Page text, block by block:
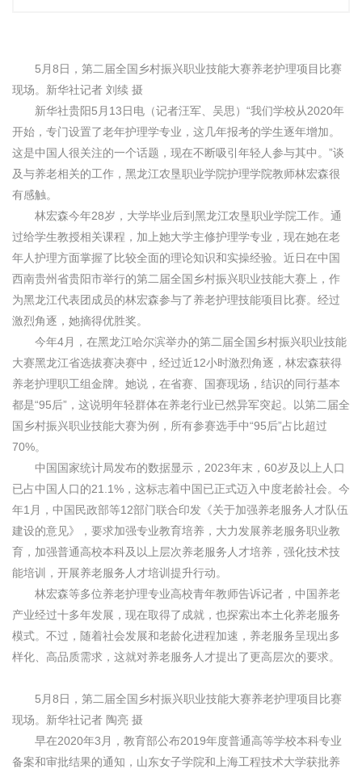
5月8日，第二届全国乡村振兴职业技能大赛养老护理项目比赛
现场。新华社记者 刘续 摄
新华社贵阳5月13日电（记者汪军、吴思）“我们学校从2020年
开始，专门设置了老年护理学专业，这几年报考的学生逐年增加。
这是中国人很关注的一个话题，现在不断吸引年轻人参与其中。”谈
及与养老相关的工作，黑龙江农垦职业学院护理学院教师林宏森很
有感触。
林宏森今年28岁，大学毕业后到黑龙江农垦职业学院工作。通
过给学生教授相关课程，加上她大学主修护理学专业，现在她在老
年人护理方面掌握了比较全面的理论知识和实操经验。近日在中国
西南贵州省贵阳市举行的第二届全国乡村振兴职业技能大赛上，作
为黑龙江代表团成员的林宏森参与了养老护理技能项目比赛。经过
激烈角逐，她摘得优胜奖。
今年4月，在黑龙江哈尔滨举办的第二届全国乡村振兴职业技能
大赛黑龙江省选拔赛决赛中，经过近12小时激烈角逐，林宏森获得
养老护理职工组金牌。她说，在省赛、国赛现场，结识的同行基本
都是“95后”，这说明年轻群体在养老行业已然异军突起。以第二届全
国乡村振兴职业技能大赛为例，所有参赛选手中“95后”占比超过
70%。
中国国家统计局发布的数据显示，2023年末，60岁及以上人口
已占中国人口的21.1%，这标志着中国已正式迈入中度老龄社会。今
年1月，中国民政部等12部门联合印发《关于加强养老服务人才队伍
建设的意见》，要求加强专业教育培养，大力发展养老服务职业教
育，加强普通高校本科及以上层次养老服务人才培养，强化技术技
能培训，开展养老服务人才培训提升行动。
林宏森等多位养老护理专业高校青年教师告诉记者，中国养老
产业经过十多年发展，现在取得了成就，也探索出本土化养老服务
模式。不过，随着社会发展和老龄化进程加速，养老服务呈现出多
样化、高品质需求，这就对养老服务人才提出了更高层次的要求。
5月8日，第二届全国乡村振兴职业技能大赛养老护理项目比赛
现场。新华社记者 陶亮 摄
早在2020年3月，教育部公布2019年度普通高等学校本科专业
备案和审批结果的通知，山东女子学院和上海工程技术大学获批养